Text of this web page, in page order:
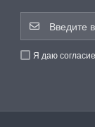
Я даю